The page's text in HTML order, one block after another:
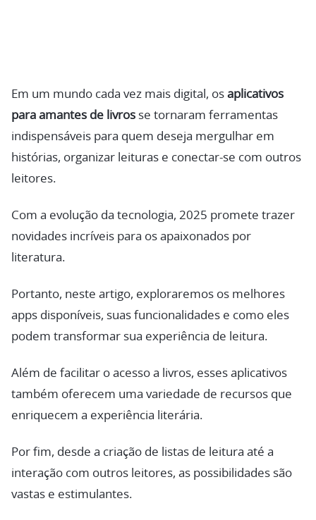
Em um mundo cada vez mais digital, os aplicativos
para amantes de livros se tornaram ferramentas
indispensáveis para quem deseja mergulhar em
histórias, organizar leituras e conectar-se com outros
leitores.
Com a evolução da tecnologia, 2025 promete trazer
novidades incríveis para os apaixonados por
literatura.
Portanto, neste artigo, exploraremos os melhores
apps disponíveis, suas funcionalidades e como eles
podem transformar sua experiência de leitura.
Além de facilitar o acesso a livros, esses aplicativos
também oferecem uma variedade de recursos que
enriquecem a experiência literária.
Por fim, desde a criação de listas de leitura até a
interação com outros leitores, as possibilidades são
vastas e estimulantes.